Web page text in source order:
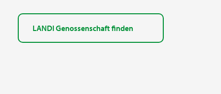
LANDI Genossenschaft finden